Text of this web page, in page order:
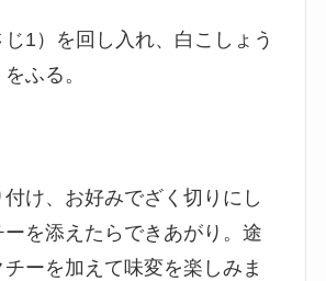
じ1）を回し入れ、白こしょう
をふる。
け、お好みでざく切りにし
ーを添えたらできあがり。途
チーを加えて味変を楽しみま